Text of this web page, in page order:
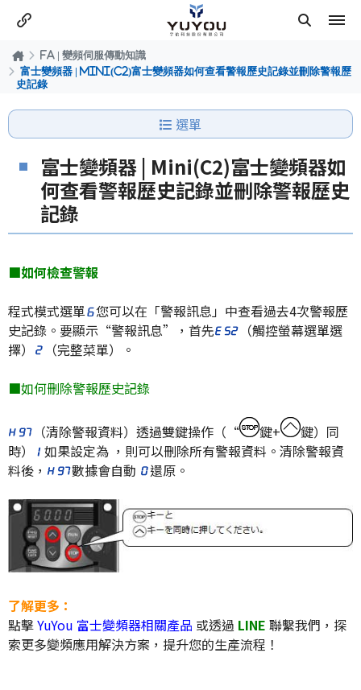
FA | 變頻伺服傳動知識
富士變頻器 | Mini(C2)富士變頻器如何查看警報歷史記錄並刪除警報歷
史記錄
選單
富士變頻器 | Mini(C2)富士變頻器如
何查看警報歷史記錄並刪除警報歷史
記錄
■如何檢查警報
程式模式選單 您可以在「警報訊息」中查看過去4次警報歷
史記錄。要顯示“警報訊息”，首先
（觸控螢幕選單選
擇）
（完整菜單）。
■如何刪除警報歷史記錄
（清除警報資料）透過雙鍵操作（“ 鍵+
鍵）同
時）
如果設定為 ，則可以刪除所有警報資料。清除警報資
料後，
數據會自動 還原 。
了解更多：
點擊YuYou 富士變頻器相關產品 或透過 LINE 聯繫我們，探
索更多變頻應用解決方案，提升您的生產流程！